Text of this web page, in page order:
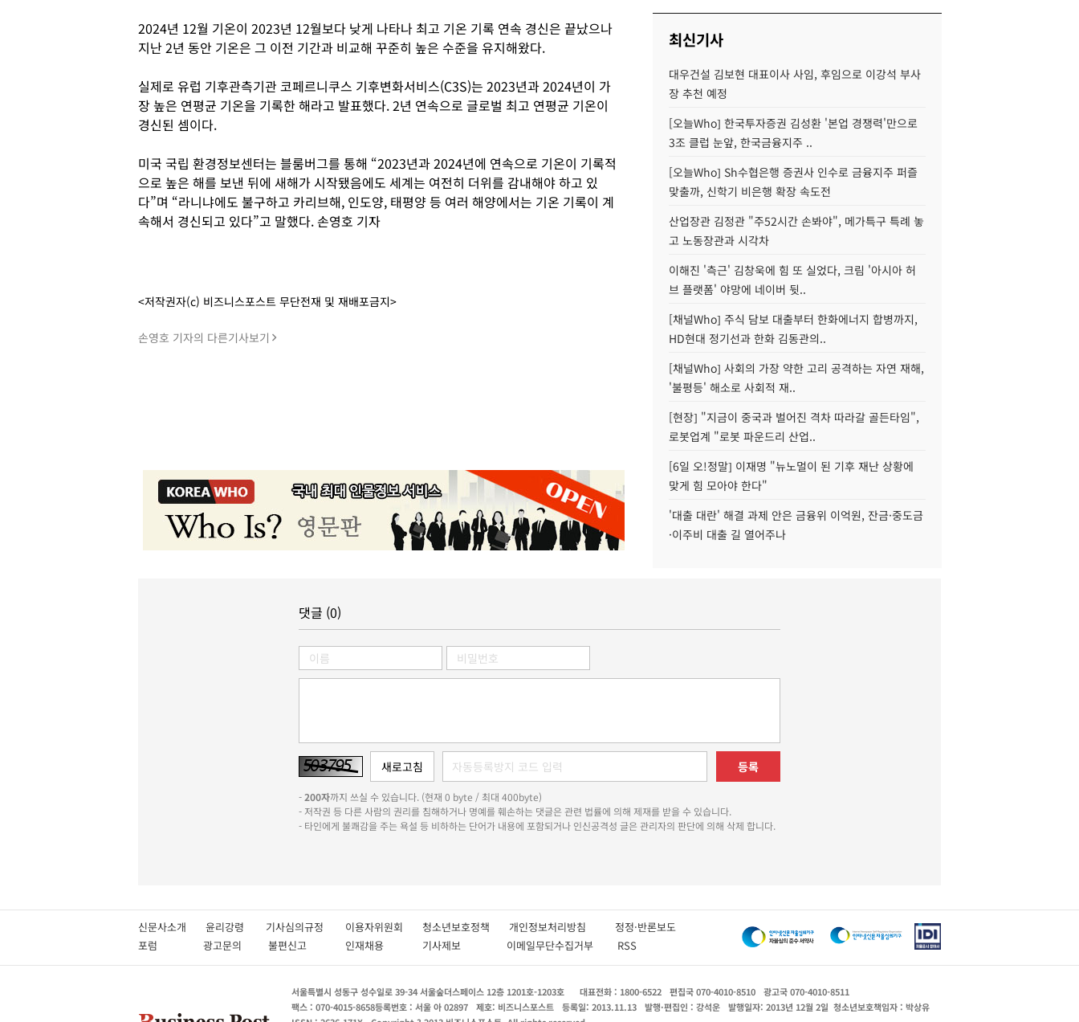
2024년 12월 기온이 2023년 12월보다 낮게 나타나 최고 기온 기록 연속 경신은 끝났으나
지난 2년 동안 기온은 그 이전 기간과 비교해 꾸준히 높은 수준을 유지해왔다.
실제로 유럽 기후관측기관 코페르니쿠스 기후변화서비스(C3S)는 2023년과 2024년이 가
장 높은 연평균 기온을 기록한 해라고 발표했다. 2년 연속으로 글로벌 최고 연평균 기온이
경신된 셈이다.
미국 국립 환경정보센터는 블룸버그를 통해 “2023년과 2024년에 연속으로 기온이 기록적
으로 높은 해를 보낸 뒤에 새해가 시작됐음에도 세계는 여전히 더위를 감내해야 하고 있
다”며 “라니냐에도 불구하고 카리브해, 인도양, 태평양 등 여러 해양에서는 기온 기록이 계
속해서 경신되고 있다”고 말했다. 손영호 기자
<저작권자(c) 비즈니스포스트 무단전재 및 재배포금지>
손영호 기자의 다른기사보기
최신기사
대우건설 김보현 대표이사 사임, 후임으로 이강석 부사
장 추천 예정
[오늘Who] 한국투자증권 김성환 '본업 경쟁력'만으로
3조 클럽 눈앞, 한국금융지주 ..
[오늘Who] Sh수협은행 증권사 인수로 금융지주 퍼즐
맞출까, 신학기 비은행 확장 속도전
산업장관 김정관 "주52시간 손봐야", 메가특구 특례 놓
고 노동장관과 시각차
이해진 '측근' 김창욱에 힘 또 실었다, 크림 '아시아 허
브 플랫폼' 야망에 네이버 뒷..
[채널Who] 주식 담보 대출부터 한화에너지 합병까지,
HD현대 정기선과 한화 김동관의..
[채널Who] 사회의 가장 약한 고리 공격하는 자연 재해,
'불평등' 해소로 사회적 재..
[현장] "지금이 중국과 벌어진 격차 따라갈 골든타임",
로봇업계 "로봇 파운드리 산업..
[6일 오!정말] 이재명 "뉴노멀이 된 기후 재난 상황에
맞게 힘 모아야 한다"
'대출 대란' 해결 과제 안은 금융위 이억원, 잔금·중도금
·이주비 대출 길 열어주나
댓글 (0)
등록
-200자까지 쓰실 수 있습니다. (현재 0 byte / 최대 400byte)
- 저작권 등 다른 사람의 권리를 침해하거나 명예를 훼손하는 댓글은 관련 법률에 의해 제재를 받을 수 있습니다.
- 타인에게 불쾌감을 주는 욕설 등 비하하는 단어가 내용에 포함되거나 인신공격성 글은 관리자의 판단에 의해 삭제 합니다.
신문사소개 윤리강령 기사심의규정 이용자위원회 청소년보호정책 개인정보처리방침 정정·반론보도
포럼
광고문의 불편신고 인재채용 기사제보 이메일무단수집거부 RSS
서울특별시 성동구 성수일로 39-34 서울숲더스페이스 12층 1201호-1203호 대표전화 : 1800-6522 편집국 070-4010-8510
광고국 070-4010-8511
팩스 : 070-4015-8658등록번호 : 서울 아 02897 제호: 비즈니스포스트 등록일: 2013.11.13 발행·편집인 : 강석운 발행일자: 2013년 12월 2일 청소년보호책임자 : 박상유